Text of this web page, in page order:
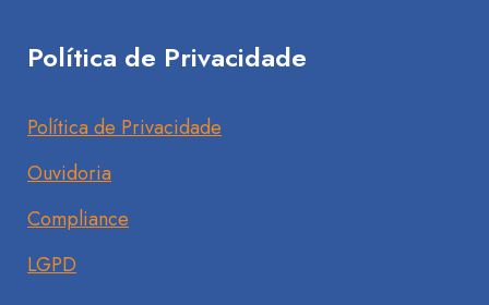
Política de Privacidade
Política de Privacidade
Ouvidoria
Compliance
LGPD